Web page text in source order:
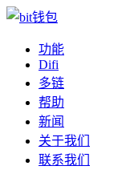
功能
Difi
多链
帮助
新闻
关于我们
联系我们